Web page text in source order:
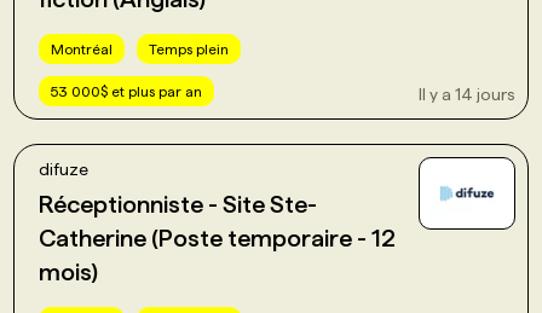
PROGRAMMES DE SUBVENTIONS
ANNONCEZ AVEC NOUS
Montréal Temps plein
53 000$ et plus par an Il y a 14 jours
difuze
Réceptionniste - Site Ste-
Catherine (Poste temporaire - 12
mois)